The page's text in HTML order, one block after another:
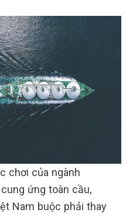
chơi của ngành
ứng toàn cầu,
Nam buộc phải thay